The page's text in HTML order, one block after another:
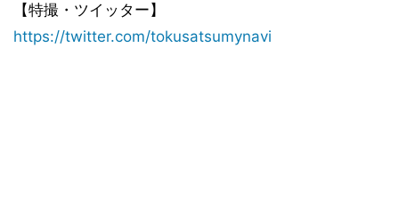
【特撮・ツイッター】
https://twitter.com/tokusatsumynavi